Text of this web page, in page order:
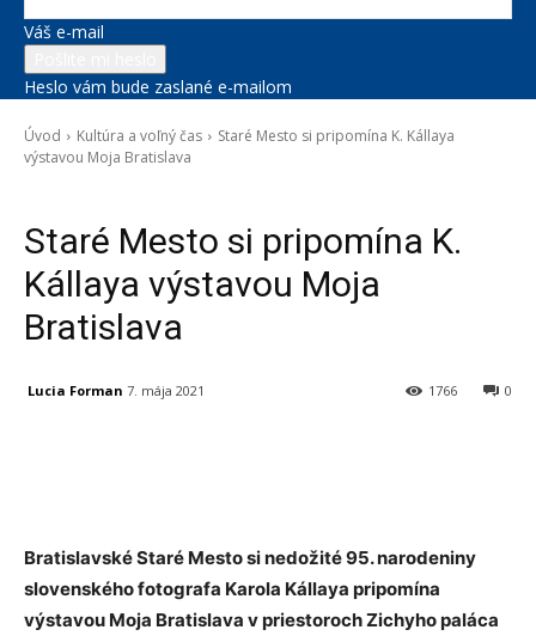
Váš e-mail
Heslo vám bude zaslané e-mailom
Úvod Kultúra a voľný čas
Staré Mesto si pripomína K. Kállaya
výstavou Moja Bratislava
Staré Mesto si pripomína K.
Kállaya výstavou Moja
Bratislava
Lucia Forman 7. mája 2021 0
1766
Bratislavské Staré Mesto si nedožité 95. narodeniny
slovenského fotografa Karola Kállaya pripomína
výstavou Moja Bratislava v priestoroch Zichyho paláca